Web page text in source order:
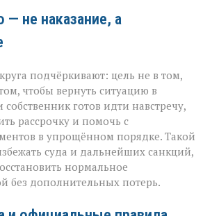
не наказание, а
подчёркивают: цель не в том,
чтобы вернуть ситуацию в
готов идти навстречу,
рассрочку и помочь с
в упрощённом порядке. Такой
суда и дальнейших санкций,
нормальное
без дополнительных потерь.